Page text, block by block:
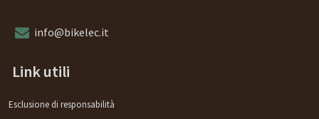
info@bikelec.it
Link utili
Esclusione di responsabilità